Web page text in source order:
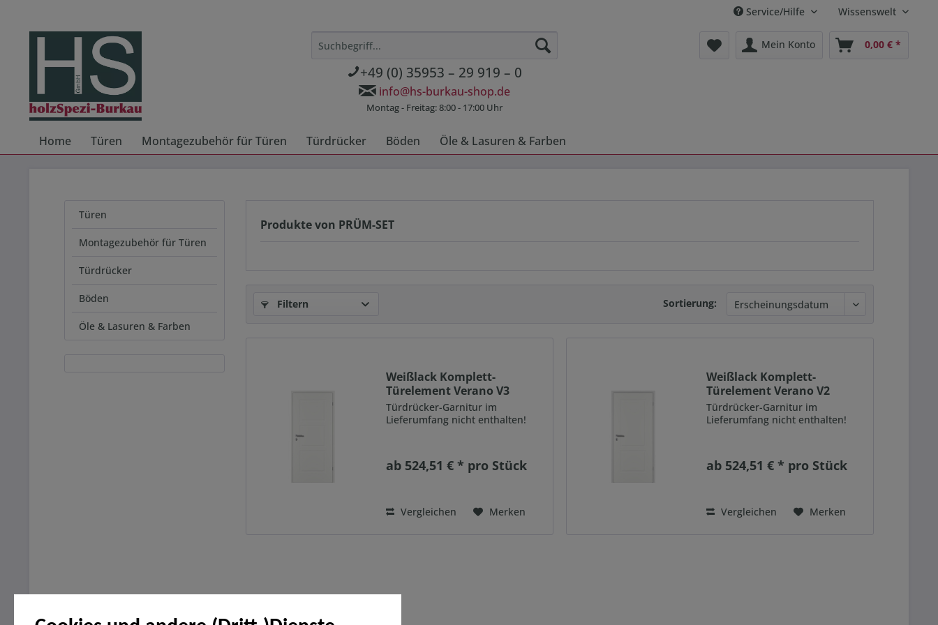
Service/Hilfe Wissenswelt
+49 (0) 35953 – 29 919 – 0
info@hs-burkau-shop.de
Montag - Freitag: 8:00 - 17:00 Uhr
Mein Konto 0,00 € *
Home Türen Montagezubehör für Türen Türdrücker Böden Öle & Lasuren & Farben
Türen
Montagezubehör für Türen
Türdrücker
Böden
Öle & Lasuren & Farben
Produkte von PRÜM-SET
Filtern Sortierung:
Weißlack Komplett-
Türelement Verano V3
Türdrücker-Garnitur im
Lieferumfang nicht enthalten!
ab 524,51 € * pro Stück
Vergleichen Merken
Weißlack Komplett-
Türelement Verano V2
Türdrücker-Garnitur im
Lieferumfang nicht enthalten!
ab 524,51 € * pro Stück
Vergleichen Merken